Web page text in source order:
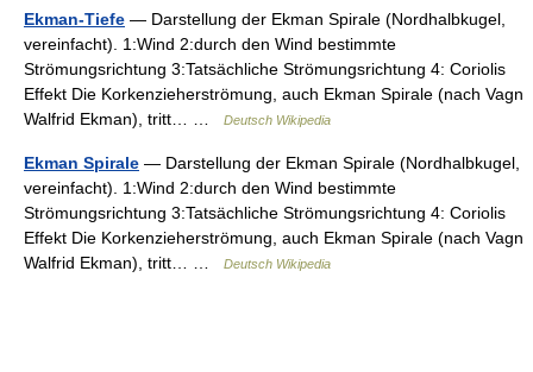
Ekman-Tiefe — Darstellung der Ekman Spirale (Nordhalbkugel,
vereinfacht). 1:Wind 2:durch den Wind bestimmte
Strömungsrichtung 3:Tatsächliche Strömungsrichtung 4: Coriolis
Effekt Die Korkenzieherströmung, auch Ekman Spirale (nach Vagn
Walfrid Ekman), tritt… …
Deutsch Wikipedia
Ekman Spirale — Darstellung der Ekman Spirale (Nordhalbkugel,
vereinfacht). 1:Wind 2:durch den Wind bestimmte
Strömungsrichtung 3:Tatsächliche Strömungsrichtung 4: Coriolis
Effekt Die Korkenzieherströmung, auch Ekman Spirale (nach Vagn
Walfrid Ekman), tritt… …
Deutsch Wikipedia